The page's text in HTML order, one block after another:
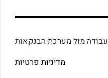
בעבודה מול מערכת הבנקאות
מדיניות פרטיות